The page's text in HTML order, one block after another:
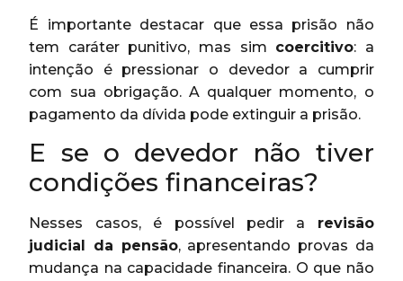
É importante destacar que essa prisão não
tem caráter punitivo, mas sim coercitivo: a
intenção é pressionar o devedor a cumprir
com sua obrigação. A qualquer momento, o
pagamento da dívida pode extinguir a prisão.
E se o devedor não tiver
condições financeiras?
Nesses casos, é possível pedir a revisão
judicial da pensão, apresentando provas da
mudança na capacidade financeira. O que não